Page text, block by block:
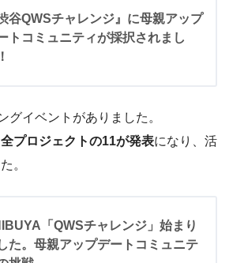
渋谷QWSチャレンジ』に母親アップ
トコミュニティが採択されまし
グイベントがありました。
全プロジェクトの11が発表になり、活
。
「QWSチャレンジ」始まり
た。母親アップデートコミュニテ